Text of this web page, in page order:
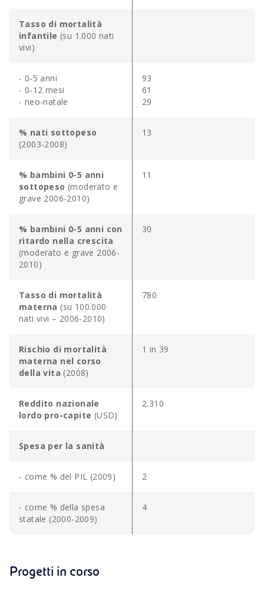
Tasso di mortalità
infantile (su 1.000 nati
vivi)
- 0-5 anni
- 0-12 mesi
- neo-natale
93
61
29
% nati sottopeso
(2003-2008)
13
% bambini 0-5 anni
sottopeso (moderato e
grave 2006-2010)
11
% bambini 0-5 anni con
ritardo nella crescita
(moderato e grave 2006-
2010)
30
Tasso di mortalità
materna (su 100.000
nati vivi – 2006-2010)
780
Rischio di mortalità
materna nel corso
della vita (2008)
1 in 39
Reddito nazionale
lordo pro-capite (USD)
2.310
Spesa per la sanità
- come % del PIL (2009) 2
- come % della spesa
statale (2000-2009)
4
Progetti in corso